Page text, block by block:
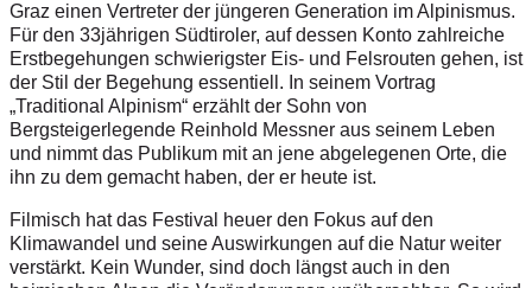
Graz einen Vertreter der jüngeren Generation im Alpinismus.
Für den 33jährigen Südtiroler, auf dessen Konto zahlreiche
Erstbegehungen schwierigster Eis- und Felsrouten gehen, ist
der Stil der Begehung essentiell. In seinem Vortrag
„Traditional Alpinism“ erzählt der Sohn von
Bergsteigerlegende Reinhold Messner aus seinem Leben
und nimmt das Publikum mit an jene abgelegenen Orte, die
ihn zu dem gemacht haben, der er heute ist.
Filmisch hat das Festival heuer den Fokus auf den
Klimawandel und seine Auswirkungen auf die Natur weiter
verstärkt. Kein Wunder, sind doch längst auch in den